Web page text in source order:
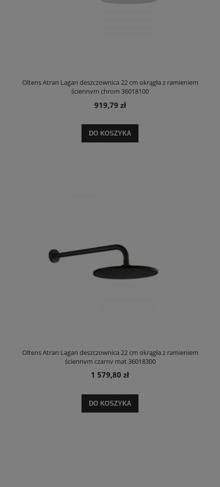
Oltens Atran Lagan deszczownica 22 cm okrągła z ramieniem
ściennym chrom 36018100
919,79 zł
DO KOSZYKA
Oltens Atran Lagan deszczownica 22 cm okrągła z ramieniem
ściennym czarny mat 36018300
1 579,80 zł
DO KOSZYKA